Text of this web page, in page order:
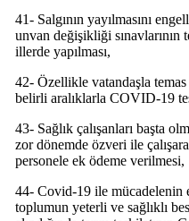
41- Salgının yayılmasını
unvan değişikliği sınavlarının
illerde yapılması,
42- Özellikle vatandaşla
belirli aralıklarla COVID-19
43- Sağlık çalışanları başta
zor dönemde özveri ile
personele ek ödeme verilmesi,
44- Covid-19 ile mücadelenin
toplumun yeterli ve sağlıklı